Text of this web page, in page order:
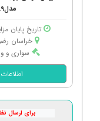
مدل1389
تاریخ پایان مزایده:
خراسان
سواری و
برای ارسال